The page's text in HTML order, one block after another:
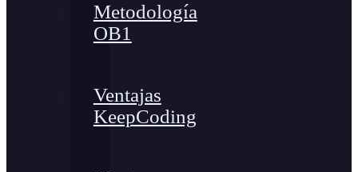
Metodología
OB1
Ventajas
KeepCoding